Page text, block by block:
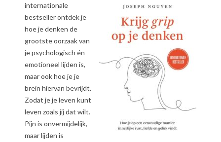
internationale
bestseller ontdek je
hoe je denken de
grootste oorzaak van
je psychologisch én
emotioneel lijden is,
maar ook hoe je je
brein hiervan bevrijdt.
Zodat je je leven kunt
leven zoals jij dat wilt.
Pijn is onvermijdelijk,
maar lijden is